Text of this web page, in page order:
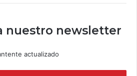
nuestro newsletter
actualizado